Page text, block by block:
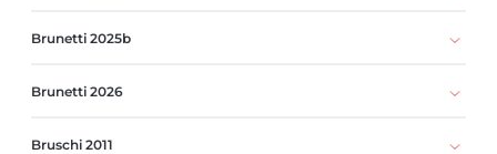
Brunetti 2025b
Brunetti 2026
Bruschi 2011